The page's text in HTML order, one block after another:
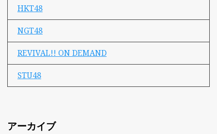
HKT48
NGT48
REVIVAL!! ON DEMAND
STU48
アーカイブ